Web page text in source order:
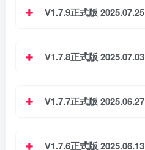
V1.7.9正式版 2025.07.25
V1.7.8正式版 2025.07.03
V1.7.7正式版 2025.06.27
V1.7.6正式版 2025.06.13